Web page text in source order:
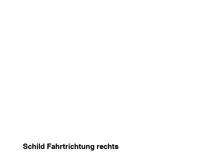
Schild Fahrtrichtung rechts